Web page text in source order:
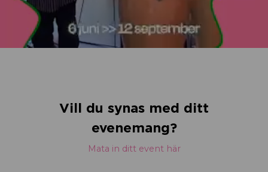
Vill du synas med ditt
evenemang?
Mata in ditt event här